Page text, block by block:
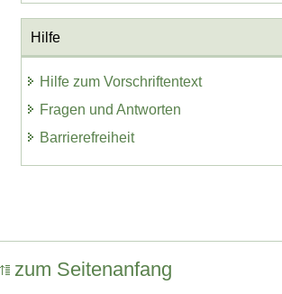
Hilfe
Hilfe zum Vorschriftentext
Fragen und Antworten
Barrierefreiheit
zum Seitenanfang